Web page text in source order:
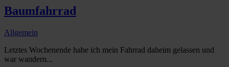
Baumfahrrad
Allgemein
Letztes Wochenende habe ich mein Fahrrad daheim gelassen und
war wandern...